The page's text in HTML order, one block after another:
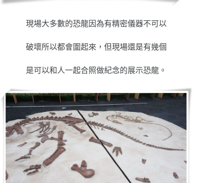
現場大多數的恐龍因為有精密儀器不可以
破壞所以都會圍起來，但現場還是有幾個
是可以和人一起合照做紀念的展示恐龍。